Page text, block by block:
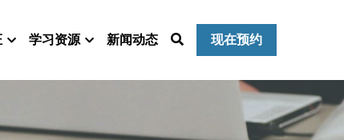
学习资源 新闻动态 现在预约